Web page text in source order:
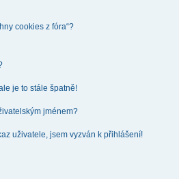
cookies z fóra“?
je to stále špatně!
jménem?
uživatele, jsem vyzván k přihlášení!